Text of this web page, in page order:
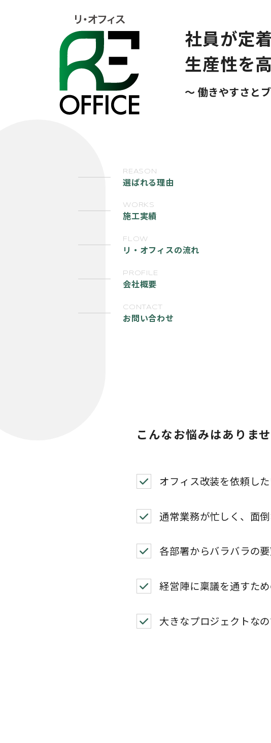
社員が定
生産性を
働きやすさと
REASON
選ばれる理由
WORKS
施工実績
FLOW
リ・オフィスの流れ
PROFIlE
会社概要
CONTACT
お問い合わせ
こんなお悩みはありま
オフィス改装を依頼し
通常業務が忙しく、面
各部署からバラバラの
経営陣に稟議を通すた
大きなプロジェクトな